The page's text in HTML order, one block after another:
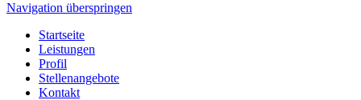
Navigation überspringen
Startseite
Leistungen
Profil
Stellenangebote
Kontakt